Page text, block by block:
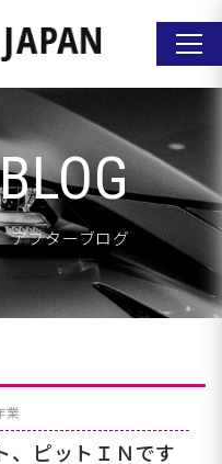
アフターブログ
業
、ピットＩＮです